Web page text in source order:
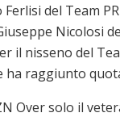
del Team
Nicolosi
il nisseno del
ha raggiunto
Over solo il